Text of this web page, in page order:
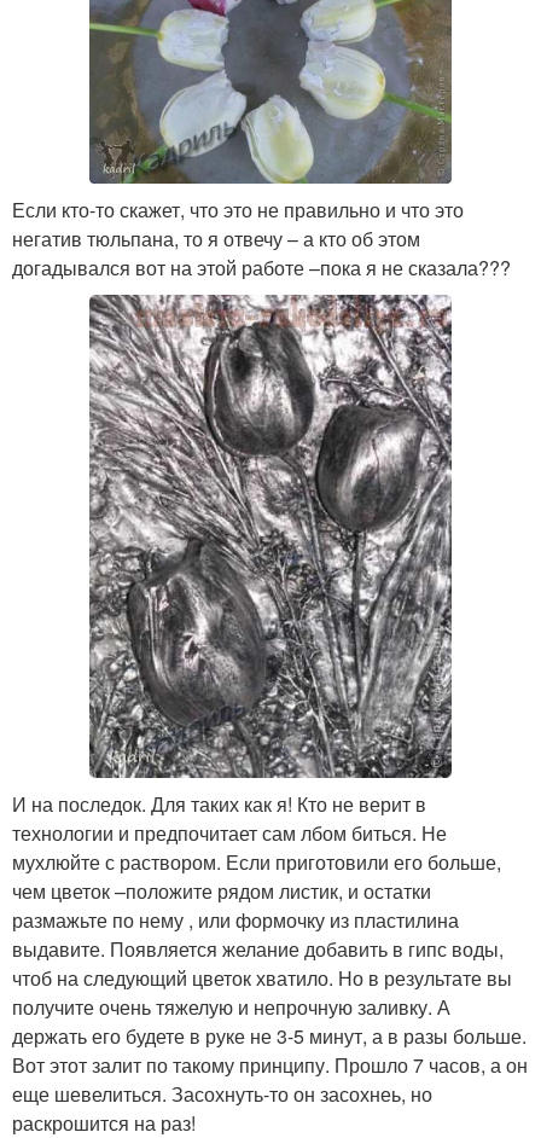
Если кто-то скажет, что это не правильно и что это
негатив тюльпана, то я отвечу – а кто об этом
догадывался вот на этой работе –пока я не сказала???
И на последок. Для таких как я! Кто не верит в
технологии и предпочитает сам лбом биться. Не
мухлюйте с раствором. Если приготовили его больше,
чем цветок –положите рядом листик, и остатки
размажьте по нему , или формочку из пластилина
выдавите. Появляется желание добавить в гипс воды,
чтоб на следующий цветок хватило. Но в результате вы
получите очень тяжелую и непрочную заливку. А
держать его будете в руке не 3-5 минут, а в разы больше.
Вот этот залит по такому принципу. Прошло 7 часов, а он
еще шевелиться. Засохнуть-то он засохнеь, но
раскрошится на раз!